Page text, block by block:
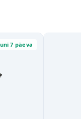
Küsi tarneaega